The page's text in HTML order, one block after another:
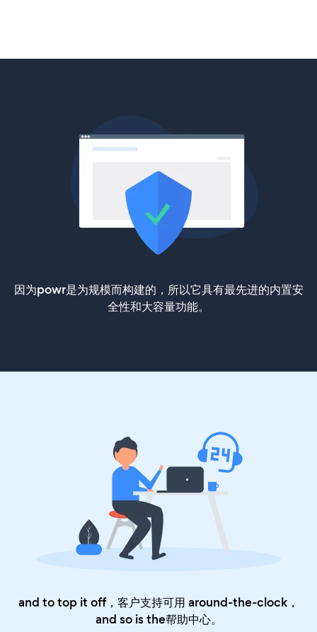
因为powr是为规模而构建的，所以它具有最先进的内置安
全性和大容量功能。
and to top it off，客户支持可用 around-the-clock，
and so is the帮助中心。